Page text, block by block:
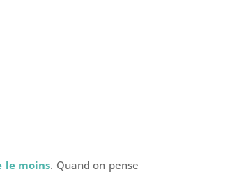
le moins. Quand on pense